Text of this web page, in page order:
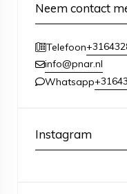
Neem contact
Telefoon
info@pnar.nl
Whatsapp
Instagram